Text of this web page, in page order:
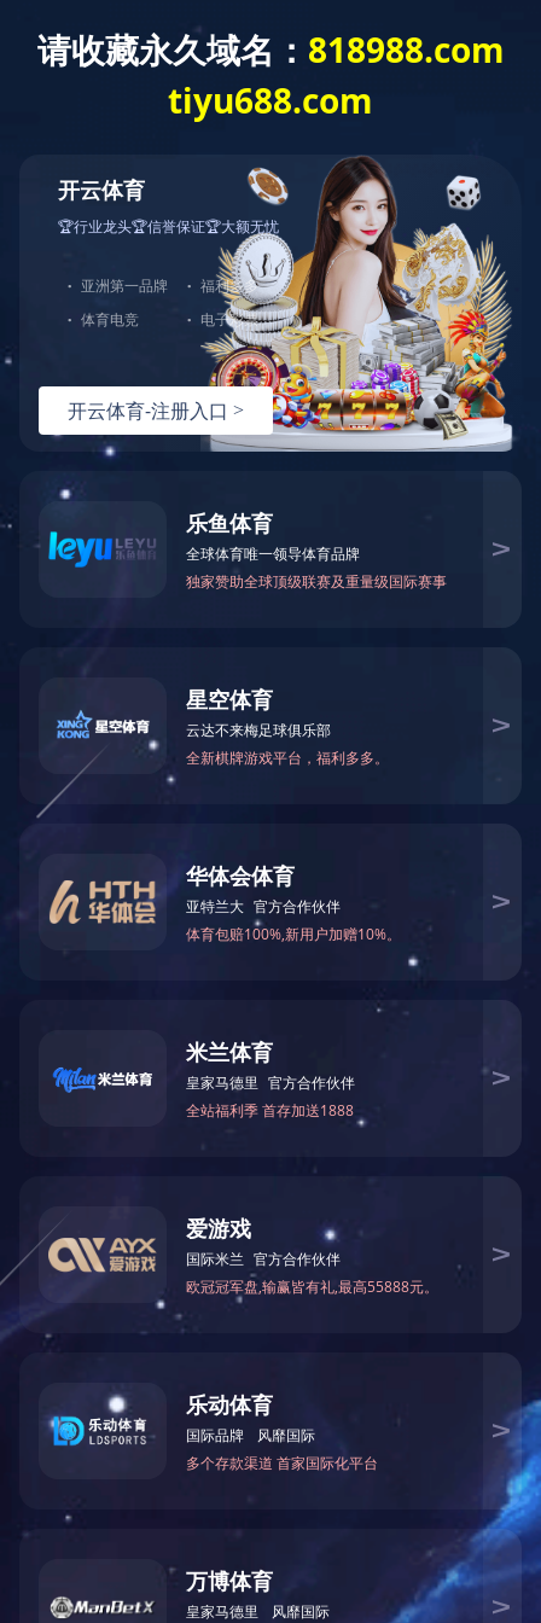
您当前的位置： 首页>产品中心>依梦达IMADA
产品中心
全部产品
DST系列数显推拉力计
FB系列机械推拉力计